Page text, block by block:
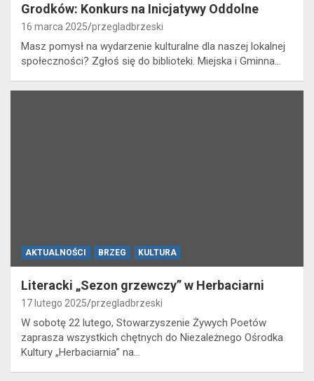
Grodków: Konkurs na Inicjatywy Oddolne
16 marca 2025 przegladbrzeski
Masz pomysł na wydarzenie kulturalne dla naszej lokalnej
społeczności? Zgłoś się do biblioteki. Miejska i Gminna…
AKTUALNOŚCI BRZEG KULTURA
Literacki „Sezon grzewczy” w Herbaciarni
17 lutego 2025 przegladbrzeski
W sobotę 22 lutego, Stowarzyszenie Żywych Poetów
zaprasza wszystkich chętnych do Niezależnego Ośrodka
Kultury „Herbaciarnia” na…